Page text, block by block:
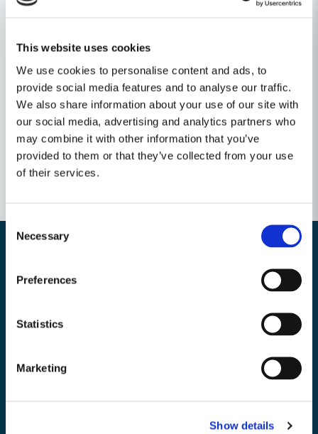
This website uses cookies
We use cookies to personalise content and ads, to
provide social media features and to analyse our traffic.
We also share information about your use of our site with
our social media, advertising and analytics partners who
may combine it with other information that you’ve
provided to them or that they’ve collected from your use
of their services.
Consent
Selection
Necessary
Preferences
Statistics
Marketing
Show details
Ställ en produktfråga
question
Fråga oss något om denna produkten...
name
Namn
Ja, ni får publicera min fråga
Relaterade kategorier
Nyhetsbrev
Bli medlem i vårt nyhetsbrev och ta del av våra nyheter och erbjudande.